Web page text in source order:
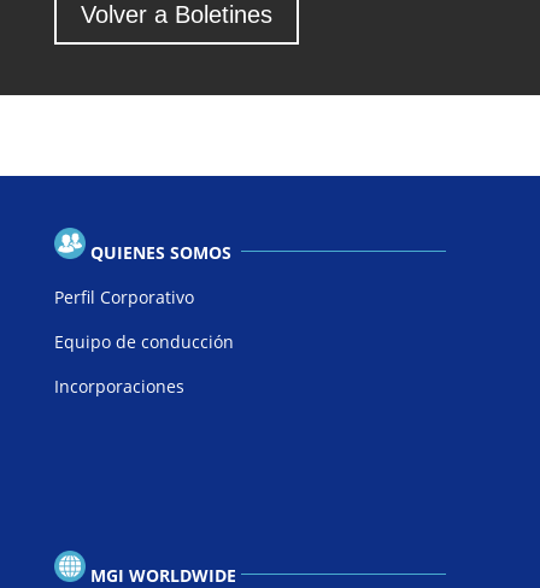
Volver a Boletines
QUIENES SOMOS
Perfil Corporativo
Equipo de conducción
Incorporaciones
MGI WORLDWIDE